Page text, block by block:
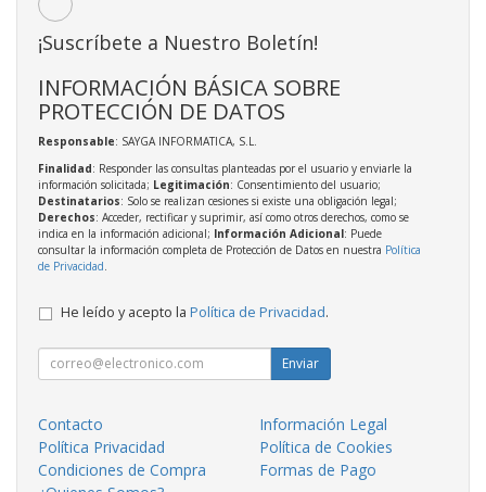
¡Suscríbete a Nuestro Boletín!
INFORMACIÓN BÁSICA SOBRE
PROTECCIÓN DE DATOS
Responsable: SAYGA INFORMATICA, S.L.
Finalidad: Responder las consultas planteadas por el usuario y enviarle la
información solicitada; Legitimación: Consentimiento del usuario;
Destinatarios: Solo se realizan cesiones si existe una obligación legal;
Derechos: Acceder, rectificar y suprimir, así como otros derechos, como se
indica en la información adicional; Información Adicional: Puede
consultar la información completa de Protección de Datos en nuestra Política
de Privacidad
He leído y acepto la Política de Privacidad.
Enviar
Contacto
Información Legal
Política Privacidad
Política de Cookies
Condiciones de Compra
Formas de Pago